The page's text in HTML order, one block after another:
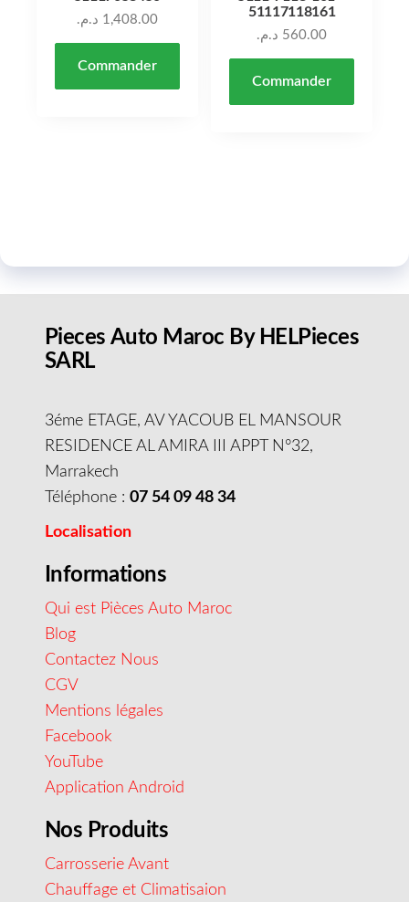
1,408.00 د.م.
Commander
51117118161
560.00 د.م.
Commander
Pieces Auto Maroc By HELPieces
SARL
3éme ETAGE, AV YACOUB EL MANSOUR
RESIDENCE AL AMIRA III APPT N°32,
Marrakech
Téléphone : 07 54 09 48 34
Localisation
Informations
Qui est Pièces Auto Maroc
Blog
Contactez Nous
CGV
Mentions légales
Facebook
YouTube
Application Android
Nos Produits
Carrosserie Avant
Chauffage et Climatisaion